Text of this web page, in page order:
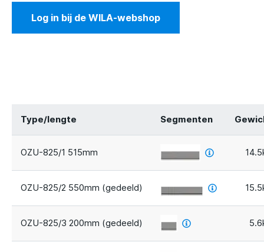
Log in bij de WILA-webshop
Type/lengte Segmenten
OZU-825/1 515mm
OZU-825/2 550mm (gedeeld)
OZU-825/3 200mm (gedeeld)